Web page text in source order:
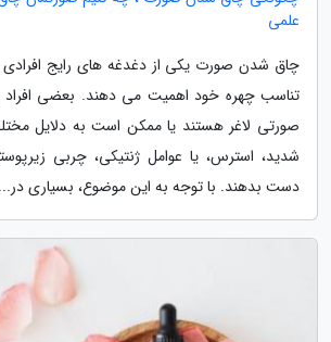
علمی
چاق شدن صورت یکی از دغدغه های رایج افرادی
تناسب چهره خود اهمیت می دهند. بعضی افراد
صورتی لاغر هستند یا ممکن است به دلایل
شدید، استرس، یا عوامل ژنتیکی، چربی
دست بدهند. با توجه به این موضوع، بسیاری در...